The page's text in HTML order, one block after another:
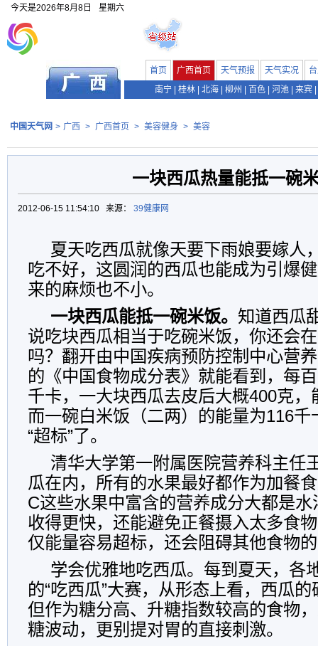
今天是2026年8月8日 星期六
首页 广西首页 天气预报 天气实况
南宁
桂林 北海 柳州 百色 河池 来宾
中国天气网 > 广西 > 广西首页 > 美容健身 > 美容
一块西瓜热量能抵一碗
2012-06-15 11:54:10 来源： 39健康网
夏天吃西瓜就像天要下雨娘要嫁人
吃不好，这圆润的西瓜也能成为引爆
来的麻烦也不小。
一块西瓜能抵一碗米饭。 知道西瓜
说吃块西瓜相当于吃碗米饭，你还会
吗？翻开由中国疾病预防控制中心营
的《中国食物成分表》就能看到，每
千卡，一大块西瓜去皮后大概400克，
而一碗白米饭（二两）的能量为116千
“超标”了。
清华大学第一附属医院营养科主任
瓜在内，所有的水果最好都作为加餐
C这些水果中富含的营养成分大都是
收得更快，还能避免正餐摄入太多食
仅能量容易超标，还会阻碍其他食物
学会优雅地吃西瓜。每到夏天，各
的“吃西瓜”大赛，从形态上看，西瓜的
但作为糖分高、升糖指数较高的食物
糖波动，更别提对胃的直接刺激。